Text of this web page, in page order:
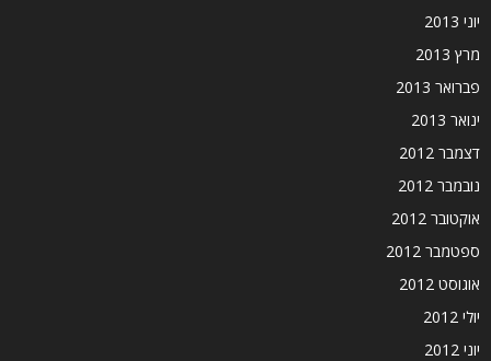
יוני 2013
מרץ 2013
פברואר 2013
ינואר 2013
דצמבר 2012
נובמבר 2012
אוקטובר 2012
ספטמבר 2012
אוגוסט 2012
יולי 2012
יוני 2012